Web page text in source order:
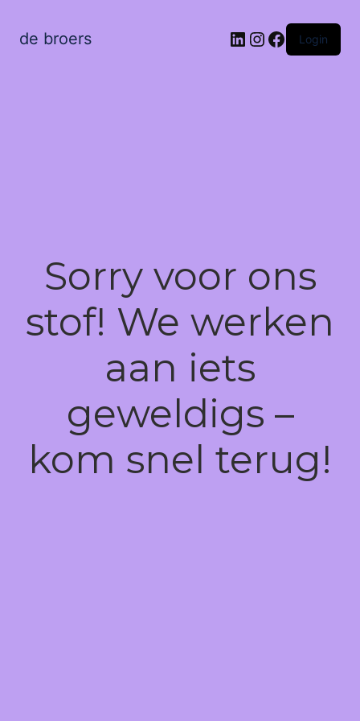
de broers LinkedIn
Instagram
Facebook
Login
Sorry voor ons
stof! We werken
aan iets
geweldigs –
kom snel terug!